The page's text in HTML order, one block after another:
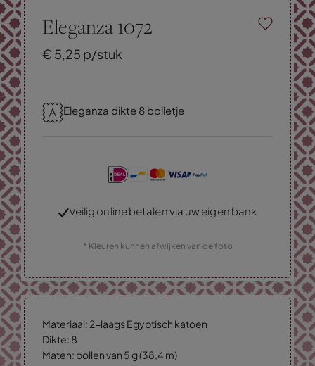
Eleganza 1072
€ 5,25 p/stuk
Eleganza dikte 8 bolletje
Veilig online betalen via uw eigen bank
* Kleuren kunnen afwijken van de foto
Materiaal: 2-laags Egyptisch katoen
Dikte: 8
Maten: bollen van 5 g (38,4 m)